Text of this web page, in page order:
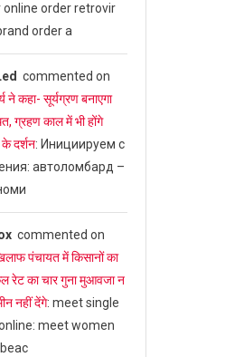
online order retrovir
order a
commented on
ने कहा- सूर्यग्रण बनाएगा
ग्रहण काल में भी होंगे
के दर्शन: Инициируем с
автоломбард –
commented on
पंचायत में किसानों का
रेट का चार गुना मुआवजा न
नहीं देंगे: meet single
meet women